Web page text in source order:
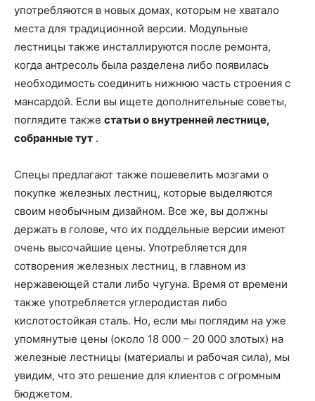
употребляются в новых домах, которым не хватало
места для традиционной версии. Модульные
лестницы также инсталлируются после ремонта,
когда антресоль была разделена либо появилась
необходимость соединить нижнюю часть строения с
мансардой. Если вы ищете дополнительные советы,
поглядите также статьи о внутренней лестнице,
собранные тут .
Спецы предлагают также пошевелить мозгами о
покупке железных лестниц, которые выделяются
своим необычным дизайном. Все же, вы должны
держать в голове, что их поддельные версии имеют
очень высочайшие цены. Употребляется для
сотворения железных лестниц, в главном из
нержавеющей стали либо чугуна. Время от времени
также употребляется углеродистая либо
кислотостойкая сталь. Но, если мы поглядим на уже
упомянутые цены (около 18 000 – 20 000 злотых) на
железные лестницы (материалы и рабочая сила), мы
увидим, что это решение для клиентов с огромным
бюджетом.